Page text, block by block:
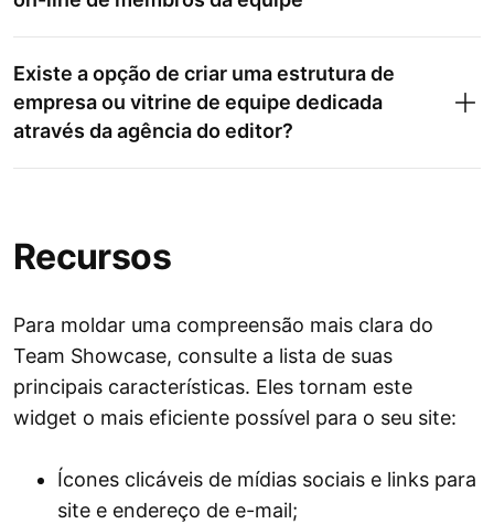
Existe a opção de criar uma estrutura de
empresa ou vitrine de equipe dedicada
através da agência do editor?
Recursos
Para moldar uma compreensão mais clara do
Team Showcase, consulte a lista de suas
principais características. Eles tornam este
widget o mais eficiente possível para o seu site:
Ícones clicáveis ​​de mídias sociais e links para
site e endereço de e-mail;